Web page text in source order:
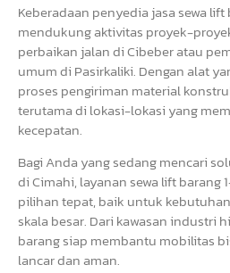
Keberadaan penyedia jasa sewa
mendukung aktivitas proyek-
perbaikan jalan di Cibeber atau
umum di Pasirkaliki. Dengan alat
proses pengiriman material
terutama di lokasi-lokasi yang
kecepatan.
Bagi Anda yang sedang mencari
di Cimahi, layanan sewa lift barang
pilihan tepat, baik untuk
skala besar. Dari kawasan industri
barang siap membantu mobilitas
lancar dan aman.